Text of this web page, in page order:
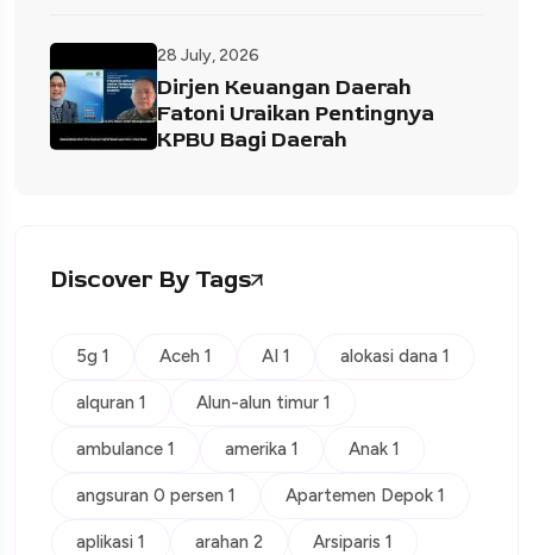
28 July, 2026
Dirjen Keuangan Daerah
Fatoni Uraikan Pentingnya
KPBU Bagi Daerah
Discover By Tags
5g 1 Aceh 1 AI 1 alokasi dana 1
alquran 1 Alun-alun timur 1
ambulance 1 amerika 1 Anak 1
angsuran 0 persen 1 Apartemen Depok 1
aplikasi 1 arahan 2 Arsiparis 1